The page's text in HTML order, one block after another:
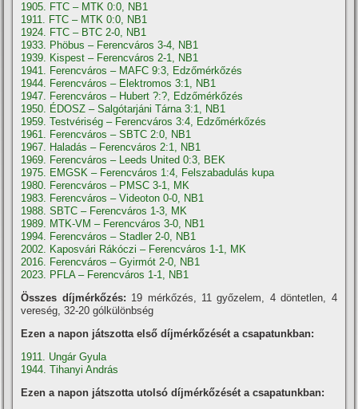
1905. FTC – MTK 0:0, NB1
1911. FTC – MTK 0:0, NB1
1924. FTC – BTC 2-0, NB1
1933. Phöbus – Ferencváros 3-4, NB1
1939. Kispest – Ferencváros 2-1, NB1
1941. Ferencváros – MAFC 9:3, Edzőmérkőzés
1944. Ferencváros – Elektromos 3:1, NB1
1947. Ferencváros – Hubert ?:?, Edzőmérkőzés
1950. ÉDOSZ – Salgótarjáni Tárna 3:1, NB1
1959. Testvériség – Ferencváros 3:4, Edzőmérkőzés
1961. Ferencváros – SBTC 2:0, NB1
1967. Haladás – Ferencváros 2:1, NB1
1969. Ferencváros – Leeds United 0:3, BEK
1975. EMGSK – Ferencváros 1:4, Felszabadulás kupa
1980. Ferencváros – PMSC 3-1, MK
1983. Ferencváros – Videoton 0-0, NB1
1988. SBTC – Ferencváros 1-3, MK
1989. MTK-VM – Ferencváros 3-0, NB1
1994. Ferencváros – Stadler 2-0, NB1
2002. Kaposvári Rákóczi – Ferencváros 1-1, MK
2016. Ferencváros – Gyirmót 2-0, NB1
2023. PFLA – Ferencváros 1-1, NB1
Összes díjmérkőzés: 19 mérkőzés, 11 győzelem, 4 döntetlen, 4
vereség, 32-20 gólkülönbség
Ezen a napon játszotta első díjmérkőzését a csapatunkban:
1911. Ungár Gyula
1944. Tihanyi András
Ezen a napon játszotta utolsó díjmérkőzését a csapatunkban: